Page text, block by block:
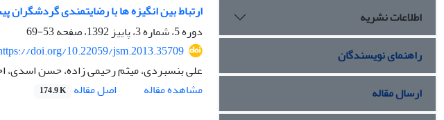
ارتباط بین انگیزه ها با رضایتمندی
دوره 5، شماره 3، پاییز 1392، صفحه
53-69
doi.org/10.22059/jsm.2013.35709
علی بنسبردی، میثم رحیمی زاده، حسن اسدی،
مشاهده مقاله
اصل مقاله 174.9 K
اطلاعات نشریه
راهنمای نویسندگان
ارسال مقاله